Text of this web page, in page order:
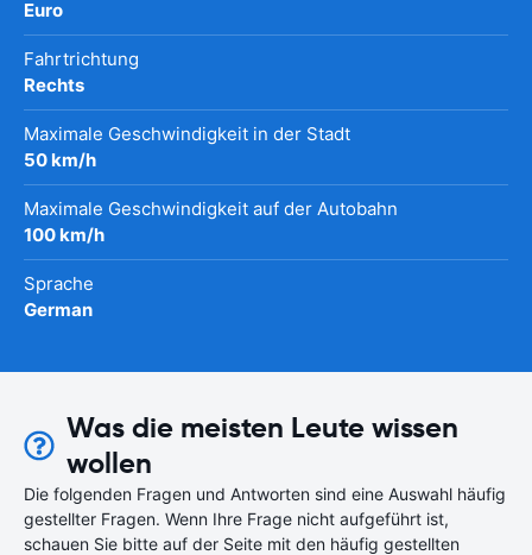
Euro
Fahrtrichtung
Rechts
Maximale Geschwindigkeit in der Stadt
50 km/h
Maximale Geschwindigkeit auf der Autobahn
100 km/h
Sprache
German
Was die meisten Leute wissen
wollen
Die folgenden Fragen und Antworten sind eine Auswahl häufig
gestellter Fragen. Wenn Ihre Frage nicht aufgeführt ist,
schauen Sie bitte auf der Seite mit den häufig gestellten